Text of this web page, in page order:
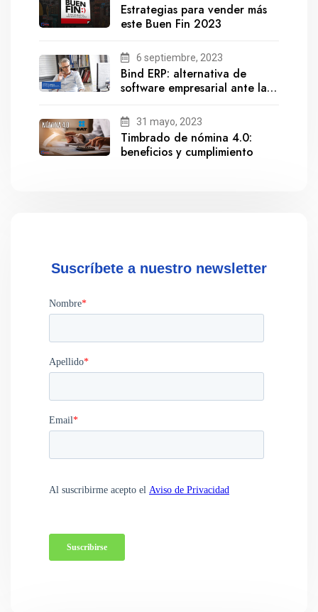
Estrategias para vender más
este Buen Fin 2023
6 septiembre, 2023
Bind ERP: alternativa de
software empresarial ante la
31 mayo, 2023
Timbrado de nómina 4.0:
beneficios y cumplimiento
Suscríbete a nuestro newsletter